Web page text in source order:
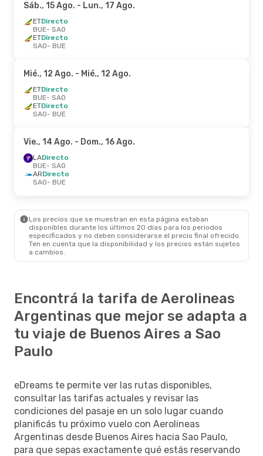
Sáb., 15 Ago. - Lun., 17 Ago.
ETDirecto
BUE- SAO
ETDirecto
SAO- BUE
Mié., 12 Ago. - Mié., 12 Ago.
ETDirecto
BUE- SAO
ETDirecto
SAO- BUE
Vie., 14 Ago. - Dom., 16 Ago.
LADirecto
BUE- SAO
ARDirecto
SAO- BUE
Los precios que se muestran en esta página estaban
disponibles durante los últimos 20 días para los periodos
especificados y no deben considerarse el precio final ofrecido.
Ten en cuenta que la disponibilidad y los precios están sujetos
a cambios.
Encontrá la tarifa de Aerolineas
Argentinas que mejor se adapta a
tu viaje de Buenos Aires a Sao
Paulo
eDreams te permite ver las rutas disponibles,
consultar las tarifas actuales y revisar las
condiciones del pasaje en un solo lugar cuando
planificás tu próximo vuelo con Aerolineas
Argentinas desde Buenos Aires hacia Sao Paulo,
para que sepas exactamente qué estás reservando